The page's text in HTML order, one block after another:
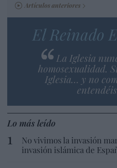
Artículos anteriores
El Reinado
La Iglesia
homosexualidad.
Iglesia… y no
Lo más leído
No vivimos la invasión
invasión islámica de